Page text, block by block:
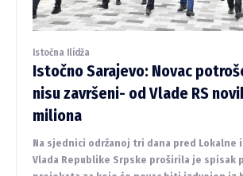
Istočna Ilidža
Istočno Sarajevo: Novac
nisu završeni- od Vlade RS
miliona
Na sjednici održanoj tri dana pred Lokalne
Vlada Republike Srpske proširila je